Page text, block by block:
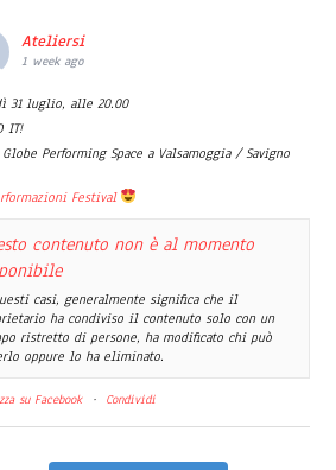
Ateliersi
1 week ago
31 luglio, alle 20.00
IT!
Performing Space a Valsamoggia / Savigno
Festival
contenuto non è al momento
casi, generalmente significa che il
ha condiviso il contenuto solo con un
ristretto di persone, ha modificato chi può
oppure lo ha eliminato.
su Facebook · Condividi